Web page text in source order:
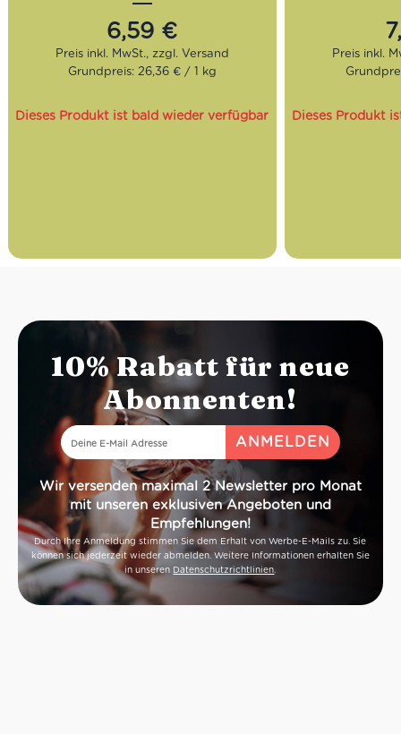
Röstung:Mittel
Geschmack:Leicht süß,
ausgewogen
6,59 €
Grundpreis: 26,36 € / 1 kg
Dieses Produkt ist bald wieder verfügbar
Aromen von
Whiskey
empfehlen
Brasilia in der
Dieses Produkt
10% Rabatt für neue
Abonnenten!
Wir versenden maximal 2 Newsletter pro Monat
mit unseren exklusiven Angeboten und
Empfehlungen!
Durch Ihre Anmeldung stimmen Sie dem Erhalt von Werbe-E-Mails zu. Sie
können sich jederzeit wieder abmelden. Weitere Informationen erhalten Sie
in unseren Datenschutzrichtlinien